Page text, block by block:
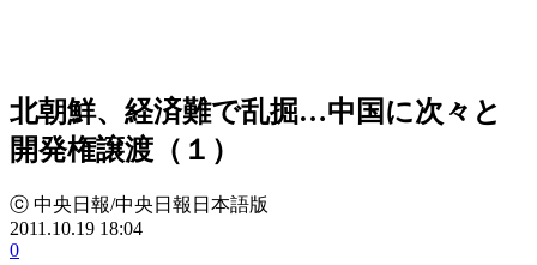
北朝鮮、経済難で乱掘…中国に次々と
開発権譲渡（１）
ⓒ 中央日報/中央日報日本語版
2011.10.19 18:04
0